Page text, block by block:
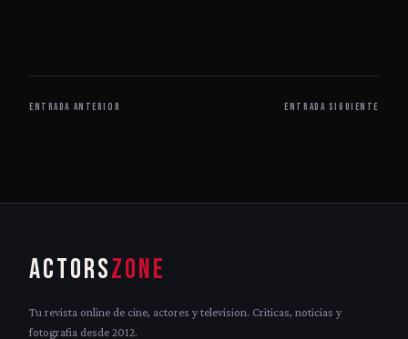
ENTRADA ANTERIOR ENTRADA SIGUIENTE
ACTORSZONE
Tu revista online de cine, actores y television. Criticas, noticias y
fotografia desde 2012.